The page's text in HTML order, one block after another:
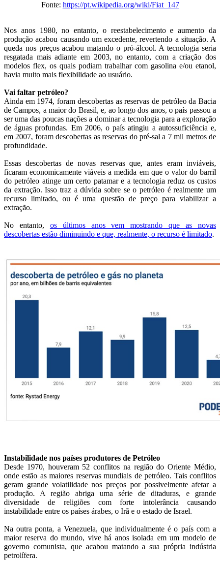
Fonte: https://pt.wikipedia.org/wiki/Fiat_147
Nos anos 1980, no entanto, o reestabelecimento e aumento da
produção acabou causando um excedente, revertendo a situação. A
queda nos preços acabou matando o pró-álcool. A tecnologia seria
resgatada mais adiante em 2003, no entanto, com a criação dos
modelos flex, os quais podiam trabalhar com gasolina e/ou etanol,
havia muito mais flexibilidade ao usuário.
Vai faltar petróleo?
Ainda em 1974, foram descobertas as reservas de petróleo da Bacia
de Campos, a maior do Brasil, e, ao longo dos anos, o país passou a
ser uma das poucas nações a dominar a tecnologia para a exploração
de águas profundas. Em 2006, o país atingiu a autossuficiência e,
em 2007, foram descobertas as reservas do pré-sal a 7 mil metros de
profundidade.
Essas descobertas de novas reservas que, antes eram inviáveis,
ficaram economicamente viáveis a medida em que o valor do barril
do petróleo atinge um certo patamar e a tecnologia reduz os custos
da extração. Isso traz a dúvida sobre se o petróleo é realmente um
recurso limitado, ou é uma questão de preço para viabilizar a
extração.
No entanto, os últimos anos vem mostrando que as novas
descobertas estão diminuindo e que, realmente, o recurso é limitado.
Instabilidade nos países produtores de Petróleo
Desde 1970, houveram 52 conflitos na região do Oriente Médio,
onde estão as maiores reservas mundiais de petróleo. Tais conflitos
geram grande volatilidade nos preços por possivelmente afetar a
produção. A região abriga uma série de ditaduras, e grande
diversidade de religiões com forte intolerância causando
instabilidade entre os países árabes, o Irã e o estado de Israel.
Na outra ponta, a Venezuela, que individualmente é o país com a
maior reserva do mundo, vive há anos isolada em um modelo de
governo comunista, que acabou matando a sua própria indústria
petrolífera.